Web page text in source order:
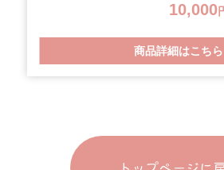
るで宝石箱のようなグラタン。 「俺
きます！【召し上がり方】「国産牛
～」は電子レンジ600Wで1分温めて
り美味しくお召し上がりいただけま
10,000
商品詳細はこちら